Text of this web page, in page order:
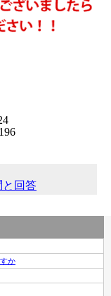
と回答
か